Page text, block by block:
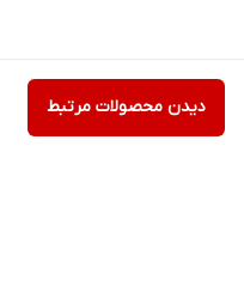
دیدن محصولات مرتبط